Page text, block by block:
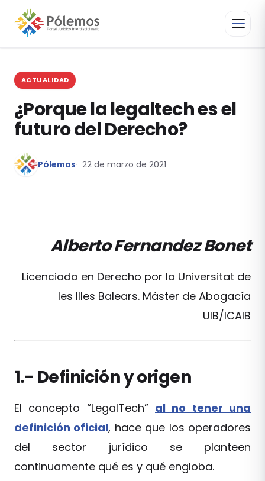
ACTUALIDAD
¿Porque la legaltech es el
futuro del Derecho?
Pólemos 22 de marzo de 2021
Alberto Fernandez Bonet
Licenciado en Derecho por la Universitat de
les Illes Balears. Máster de Abogacía
UIB/ICAIB
1.- Definición y origen
El concepto “LegalTech” al no tener una
definición oficial, hace que los operadores
del sector jurídico se planteen
continuamente qué es y qué engloba.